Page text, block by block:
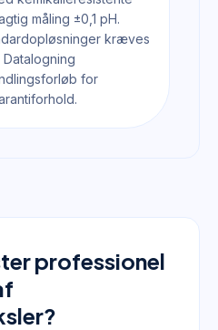
måling ±0,1 pH.
kræves
for
professionel